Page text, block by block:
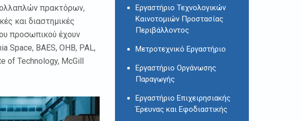
πρακτόρων,
και διαστημικές
προσωπικού έχουν
Space, BAES, OHB, PAL,
of Technology, McGill
Εργαστήριο Τεχνολογικών
Καινοτομιών Προστασίας
Περιβάλλοντος
Μετροτεχνικό Εργαστήριο
Εργαστήριο Οργάνωσης
Παραγωγής
Εργαστήριο Επιχειρησιακής
Έρευνας και Εφοδιαστικής